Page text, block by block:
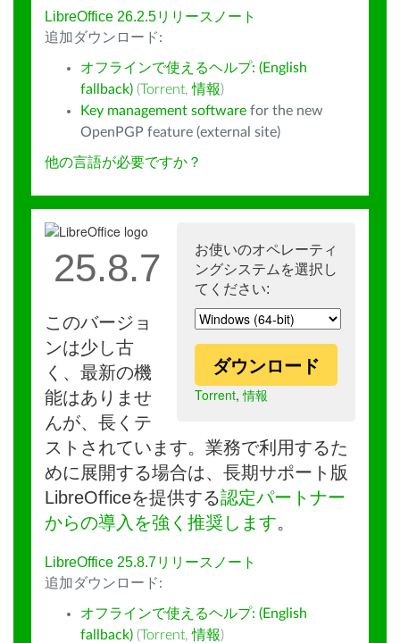
LibreOffice 26.2.5リリースノート
追加ダウンロード:
オフラインで使えるヘルプ: (English
fallback) (Torrent,情報)
Key management software for the new
OpenPGP feature (external site)
他の言語が必要ですか？
お使いのオペレーティ
ングシステムを選択し
てください:
ダウンロード
Torrent,情報
25.8.7
このバージョ
ンは少し古
く、最新の機
能はありませ
んが、長くテ
ストされています。業務で利用するた
めに展開する場合は、長期サポート版
LibreOfficeを提供する認定パートナー
からの導入を強く推奨します。
LibreOffice 25.8.7リリースノート
追加ダウンロード:
オフラインで使えるヘルプ: (English
fallback) (Torrent,情報)